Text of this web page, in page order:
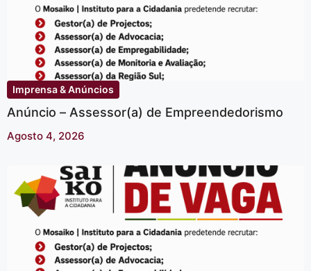
Imprensa & Anúncios
Anúncio – Assessor(a) de Empreendedorismo
Agosto 4, 2026